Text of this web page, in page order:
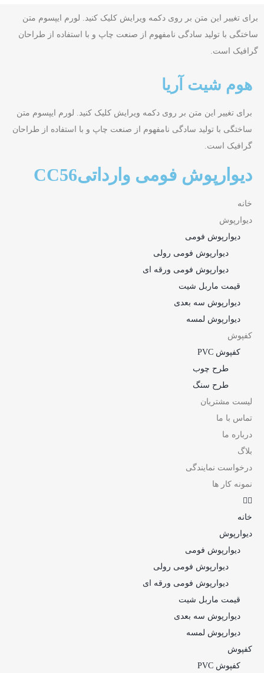
برای تغییر این متن بر روی دکمه ویرایش کلیک کنید. لورم ایپسوم متن
ساختگی با تولید سادگی نامفهوم از صنعت چاپ و با استفاده از طراحان
گرافیک است.
هوم شیت آریا
برای تغییر این متن بر روی دکمه ویرایش کلیک کنید. لورم ایپسوم متن
ساختگی با تولید سادگی نامفهوم از صنعت چاپ و با استفاده از طراحان
گرافیک است.
دیوارپوش فومی وارداتیCC56
خانه
دیوارپوش
دیوارپوش فومی
دیوارپوش فومی رولی
دیوارپوش فومی ورقه ای
قیمت ماربل شیت
دیوارپوش سه بعدی
دیوارپوش لمسه
کفپوش
کفپوش PVC
طرح چوب
طرح سنگ
لیست مشتریان
تماس با ما
درباره ما
بلاگ
درخواست نمایندگی
نمونه کار ها
خانه
دیوارپوش
دیوارپوش فومی
دیوارپوش فومی رولی
دیوارپوش فومی ورقه ای
قیمت ماربل شیت
دیوارپوش سه بعدی
دیوارپوش لمسه
کفپوش
کفپوش PVC